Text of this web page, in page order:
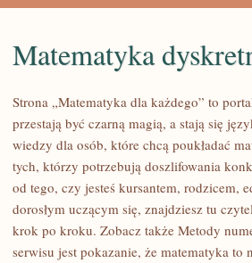
MATEMATYKA
DYSKRETNA
Matematyka
Strona „Matematyka dla każdego” to
przestają być czarną magią, a stają się
wiedzy dla osób, które chcą poukładać
tych, którzy potrzebują doszlifowania
od tego, czy jesteś kursantem, rodzicem,
dorosłym uczącym się, znajdziesz tu
krok po kroku. Zobacz także Metody
serwisu jest pokazanie, że matematyka